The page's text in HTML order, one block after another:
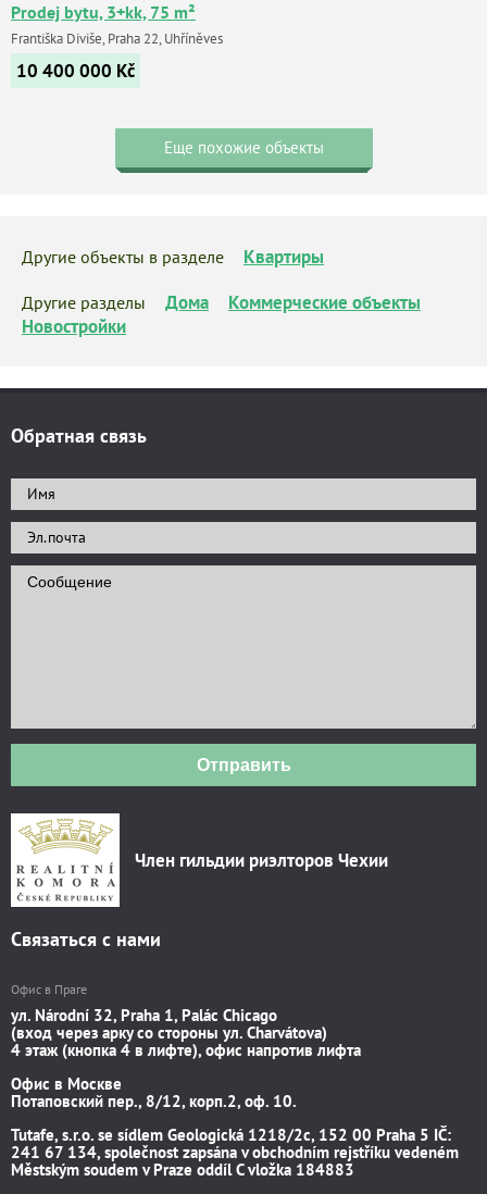
Prodej bytu, 3+kk, 75 m²
Františka Diviše, Praha 22, Uhříněves
10 400 000 Kč
Еще похожие объекты
Другие объекты в разделе Квартиры
Другие разделы Дома
Коммерческие объекты
Новостройки
Обратная связь
Отправить
Член гильдии риэлторов Чехии
Связаться с нами
Офис в Праге
ул. Národní 32, Praha 1, Palác Chicago
(вход через арку со стороны ул. Charvátova)
4 этаж (кнопка 4 в лифте), офис напротив лифта
Офис в Москве
Потаповский пер., 8/12, корп.2, оф. 10.
Tutafe, s.r.o. se sídlem Geologická 1218/2c, 152 00 Praha 5 IČ:
241 67 134, společnost zapsána v obchodním rejstříku vedeném
Městským soudem v Praze oddíl C vložka 184883